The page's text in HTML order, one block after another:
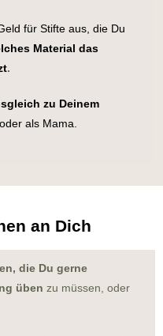
für Stifte aus, die Du
Material das
.
zu Deinem
als Mama.
an Dich
die Du gerne
üben zu müssen, oder